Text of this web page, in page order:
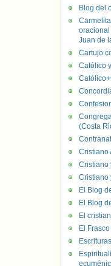
Blog del
oracional
Juan de
Cartujo
Católico
(Costa
Cristiano
Cristiano
Cristiano
El Blog
El Blog
El
El